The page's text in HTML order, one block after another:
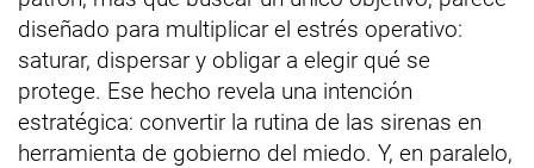
diseñado para multiplicar el estrés operativo:
saturar, dispersar y obligar a elegir qué se
protege. Ese hecho revela una intención
estratégica: convertir la rutina de las sirenas en
herramienta de gobierno del miedo. Y, en paralelo,